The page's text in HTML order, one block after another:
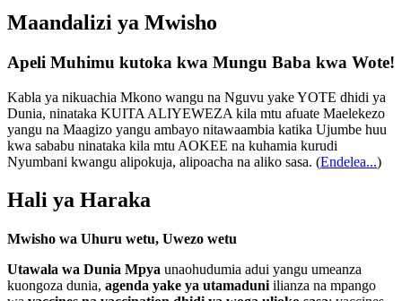
Maandalizi ya Mwisho
Apeli Muhimu kutoka kwa Mungu Baba kwa Wote!
Kabla ya nikuachia Mkono wangu na Nguvu yake YOTE dhidi ya
Dunia, ninataka KUITA ALIYEWEZA kila mtu afuate Maelekezo
yangu na Maagizo yangu ambayo nitawaambia katika Ujumbe huu
kwa sababu ninataka kila mtu AOKEE na kuhamia kurudi
Nyumbani kwangu alipokuja, alipoacha na aliko sasa. (Endelea...)
Hali ya Haraka
Mwisho wa Uhuru wetu, Uwezo wetu
Utawala wa Dunia Mpya unaohudumia adui yangu umeanza
kuongoza dunia, agenda yake ya utamaduni ilianza na mpango